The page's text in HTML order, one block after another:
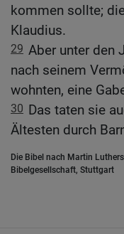
kommen sollte;
Klaudius.
29 Aber unter den
nach seinem
wohnten, eine
30 Das taten sie
Ältesten durch
Die Bibel nach Martin
Bibelgesellschaft, Stuttgart